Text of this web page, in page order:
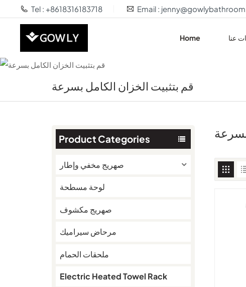
Tel : +8618316183718 Email :
Home عنا
قم بتثبيت الخزان الكامل بسرعة
Product Categories
صهريج مخفي وإطار
لوحة مسطحة
صهريج مكشوف
مرحاض سيراميك
ملحقات الحمام
Electric Heated Towel Rack